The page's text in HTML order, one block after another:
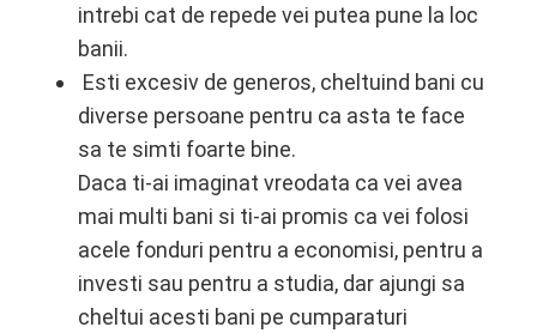
intrebi cat de repede vei putea pune la loc
banii.
Esti excesiv de generos, cheltuind bani cu
diverse persoane pentru ca asta te face
sa te simti foarte bine.
Daca ti-ai imaginat vreodata ca vei avea
mai multi bani si ti-ai promis ca vei folosi
acele fonduri pentru a economisi, pentru a
investi sau pentru a studia, dar ajungi sa
cheltui acesti bani pe cumparaturi